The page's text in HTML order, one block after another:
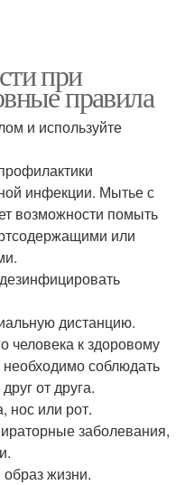
при
правила
и используйте
инфекции. Мытье с
возможности помыть
или
дистанцию.
человека к здоровому
соблюдать
от друга.
нос или рот.
заболевания,
жизни.